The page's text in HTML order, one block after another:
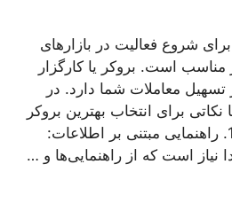
شروع فعالیت در بازارهای
مناسب است. بروکر یا کارگزار
معاملات شما دارد. در
برای انتخاب بهترین بروکر
فارکس را ارائه دهیم. 1. راهنمایی مبتنی بر اطلاعات:
نیاز است که از راهنمایی‌ها و …